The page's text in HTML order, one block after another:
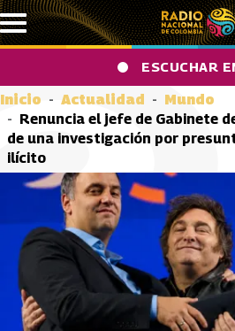
Pasar al contenido principal
ESCUCHAR
Inicio Actualidad
Mundo
Renuncia el jefe de Gabinete
de una investigación por
ilícito